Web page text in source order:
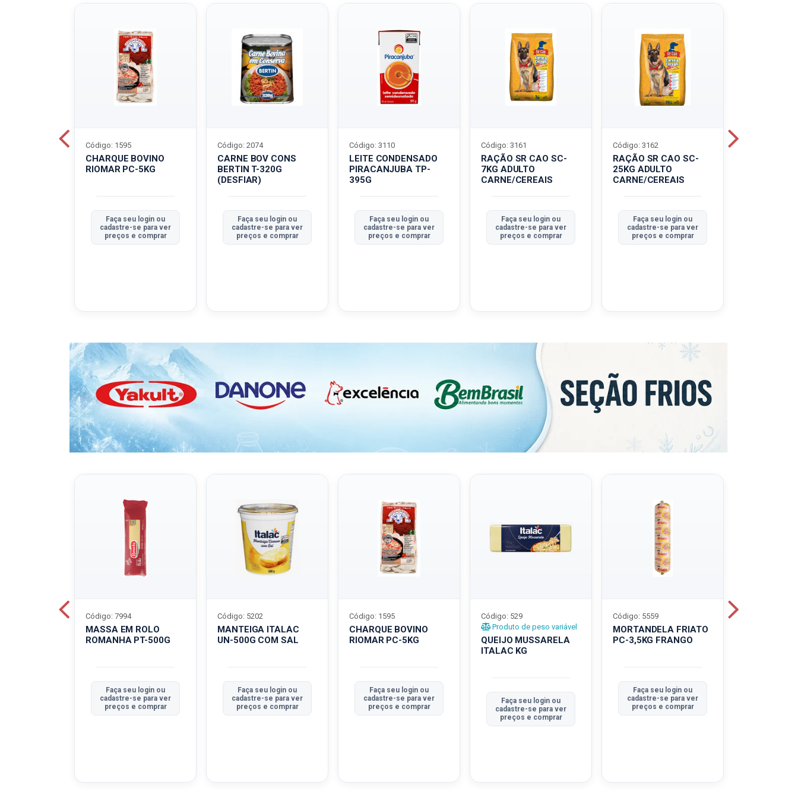
CHARQUE BOVINO
RIOMAR PC-5KG
Código: 1595
Faça seu login ou
cadastre-se para ver
preços e comprar
CARNE BOV CONS
BERTIN T-320G
(DESFIAR)
Código: 2074
Faça seu login ou
cadastre-se para ver
preços e comprar
LEITE CONDENSADO
PIRACANJUBA TP-
395G
Código: 3110
Faça seu login ou
cadastre-se para ver
preços e comprar
RAÇÃO SR CAO SC-
7KG ADULTO
CARNE/CEREAIS
Código: 3161
Faça seu login ou
cadastre-se para ver
preços e comprar
RAÇÃO SR CAO SC-
25KG ADULTO
CARNE/CEREAIS
Código: 3162
Faça seu login ou
cadastre-se para ver
preços e comprar
MASSA EM ROLO
ROMANHA PT-500G
Código: 7994
Faça seu login ou
cadastre-se para ver
preços e comprar
MANTEIGA ITALAC
UN-500G COM SAL
Código: 5202
Faça seu login ou
cadastre-se para ver
preços e comprar
CHARQUE BOVINO
RIOMAR PC-5KG
Código: 1595
Faça seu login ou
cadastre-se para ver
preços e comprar
QUEIJO MUSSARELA
ITALAC KG
Código: 529
Produto de peso variável
Faça seu login ou
cadastre-se para ver
preços e comprar
MORTANDELA FRIATO
PC-3,5KG FRANGO
Código: 5559
Faça seu login ou
cadastre-se para ver
preços e comprar